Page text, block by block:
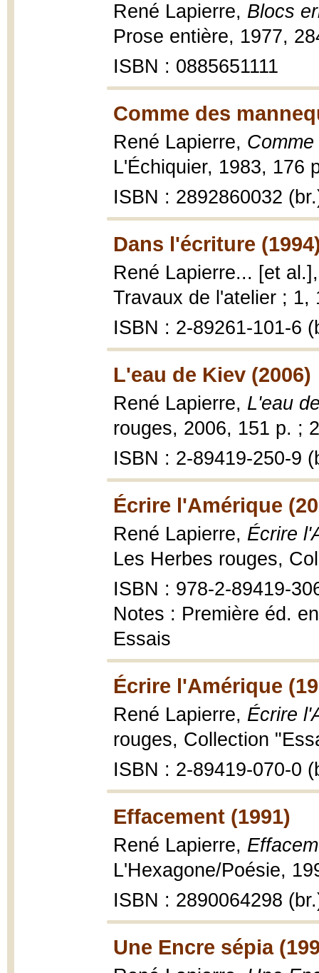
René Lapierre, Blocs
Prose entière, 1977,
ISBN : 0885651111
Comme des
René Lapierre,
L'Échiquier, 1983, 176
ISBN : 2892860032
Dans l'écriture
René Lapierre... [et
Travaux de l'atelier ; 1,
ISBN : 2-89261-101-6
L'eau de Kiev (2006)
René Lapierre, L'eau
rouges, 2006, 151 p. ;
ISBN : 2-89419-250-9
Écrire l'Amérique
René Lapierre, Écrire
Les Herbes rouges,
ISBN : 978-2-89419-
Notes : Première éd.
Essais
Écrire l'Amérique
René Lapierre, Écrire
rouges, Collection
ISBN : 2-89419-070-0
Effacement (1991)
René Lapierre,
L'Hexagone/Poésie,
ISBN : 2890064298
Une Encre sépia